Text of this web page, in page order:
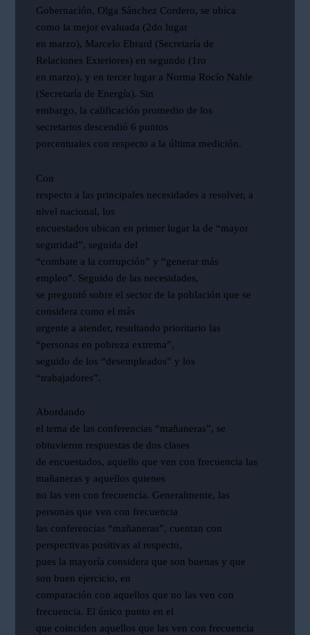
Gobernación, Olga Sánchez Cordero, se ubica
como la mejor evaluada (2do lugar
en marzo), Marcelo Ebrard (Secretaría de
Relaciones Exteriores) en segundo (1ro
en marzo), y en tercer lugar a Norma Rocío Nahle
(Secretaría de Energía). Sin
embargo, la calificación promedio de los
secretarios descendió 6 puntos
porcentuales con respecto a la última medición.
Con
respecto a las principales necesidades a resolver, a
nivel nacional, los
encuestados ubican en primer lugar la de “mayor
seguridad”, seguida del
“combate a la corrupción” y “generar más
empleo”. Seguido de las necesidades,
se preguntó sobre el sector de la población que se
considera como el más
urgente a atender, resultando prioritario las
“personas en pobreza extrema”,
seguido de los “desempleados” y los
“trabajadores”.
Abordando
el tema de las conferencias “mañaneras”, se
obtuvieron respuestas de dos clases
de encuestados, aquello que ven con frecuencia las
mañaneras y aquellos quienes
no las ven con frecuencia. Generalmente, las
personas que ven con frecuencia
las conferencias “mañaneras”, cuentan con
perspectivas positivas al respecto,
pues la mayoría considera que son buenas y que
son buen ejercicio, en
comparación con aquellos que no las ven con
frecuencia. El único punto en el
que coinciden aquellos que las ven con frecuencia